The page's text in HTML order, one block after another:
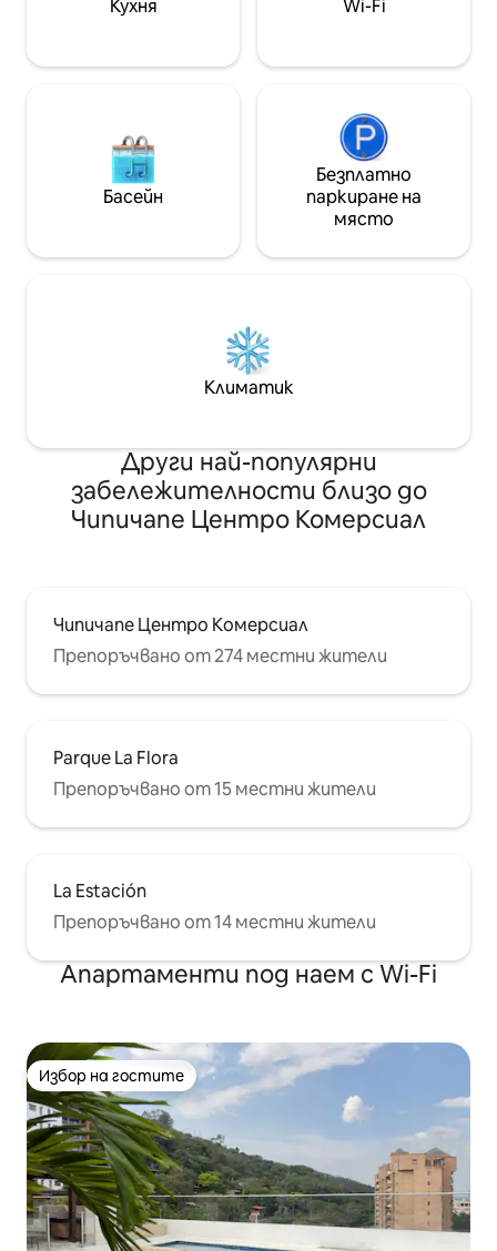
Кухня Wi-Fi
Басейн
Безплатно
паркиране на
място
Климатик
Други най-популярни
забележителности близо до
Чипичапе Центро Комерсиал
Чипичапе Центро Комерсиал
Препоръчвано от 274 местни жители
Parque La Flora
Препоръчвано от 15 местни жители
La Estación
Препоръчвано от 14 местни жители
Апартаменти под наем с Wi-Fi
Избор на гостите
Избор на гостите